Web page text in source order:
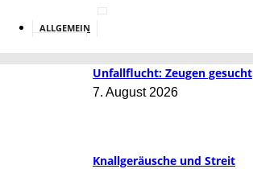
ALLGEMEIN
Unfallflucht: Zeugen gesucht
7. August 2026
Knallgeräusche und Streit